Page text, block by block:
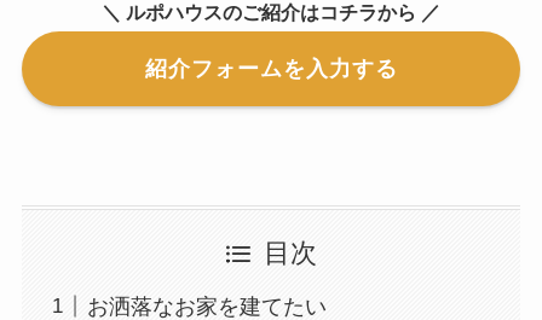
＼ ルポハウスのご紹介はコチラから ／
紹介フォームを入力する
目次
お洒落なお家を建てたい